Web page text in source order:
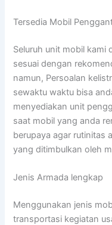
Tersedia Mobil
Seluruh unit mobil kami
sesuai dengan
namun, Persoalan
sewaktu waktu bisa
menyediakan unit
saat mobil yang anda
berupaya agar rutinitas
yang ditimbulkan oleh
Jenis Armada lengkap
Menggunakan jenis
transportasi kegiatan